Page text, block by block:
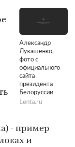
Александр
Лукашенко,
фото с
официального
сайта
президента
Белоруссии
Lenta.ru
- пример
и